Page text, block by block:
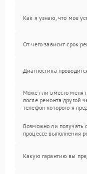
Как я узнаю, что мое
От чего зависит срок
Диагностика
Может ли вместо меня
после ремонта другой
телефон которого я
Возможно ли получать
процессе выполнения
Какую гарантию вы